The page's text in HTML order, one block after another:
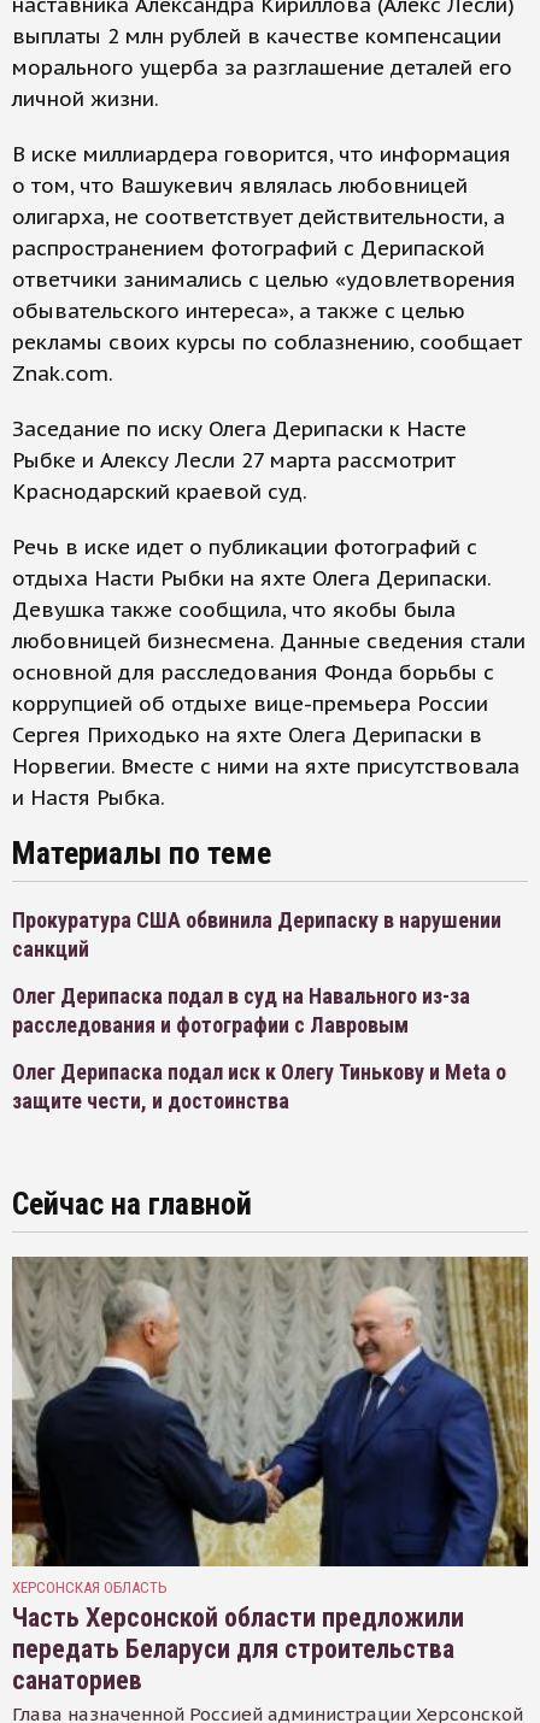
наставника Александра Кириллова (Алекс Лесли)
выплаты 2 млн рублей в качестве компенсации
морального ущерба за разглашение деталей его
личной жизни.
В иске миллиардера говорится, что информация
о том, что Вашукевич являлась любовницей
олигарха, не соответствует действительности, а
распространением фотографий с Дерипаской
ответчики занимались с целью «удовлетворения
обывательского интереса», а также с целью
рекламы своих курсы по соблазнению, сообщает
Znak.com.
Заседание по иску Олега Дерипаски к Насте
Рыбке и Алексу Лесли 27 марта рассмотрит
Краснодарский краевой суд.
Речь в иске идет о публикации фотографий с
отдыха Насти Рыбки на яхте Олега Дерипаски.
Девушка также сообщила, что якобы была
любовницей бизнесмена. Данные сведения стали
основной для расследования Фонда борьбы с
коррупцией об отдыхе вице-премьера России
Сергея Приходько на яхте Олега Дерипаски в
Норвегии. Вместе с ними на яхте присутствовала
и Настя Рыбка.
Материалы по теме
Прокуратура США обвинила Дерипаску в нарушении
санкций
Олег Дерипаска подал в суд на Навального из-за
расследования и фотографии с Лавровым
Олег Дерипаска подал иск к Олегу Тинькову и Meta о
защите чести, и достоинства
Сейчас на главной
ХЕРСОНСКАЯ ОБЛАСТЬ
Часть Херсонской области предложили
передать Беларуси для строительства
санаториев
Глава назначенной Россией администрации Херсонской